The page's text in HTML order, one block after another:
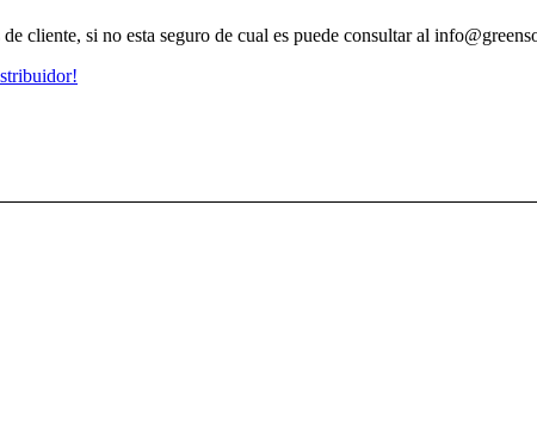
cliente, si no esta seguro de cual es puede consultar al